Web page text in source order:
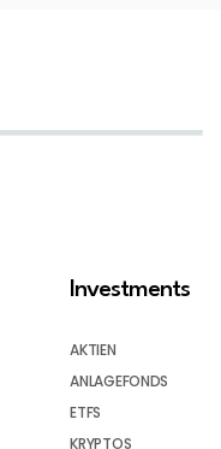
Investments
AKTIEN
ANLAGEFONDS
ETFS
KRYPTOS